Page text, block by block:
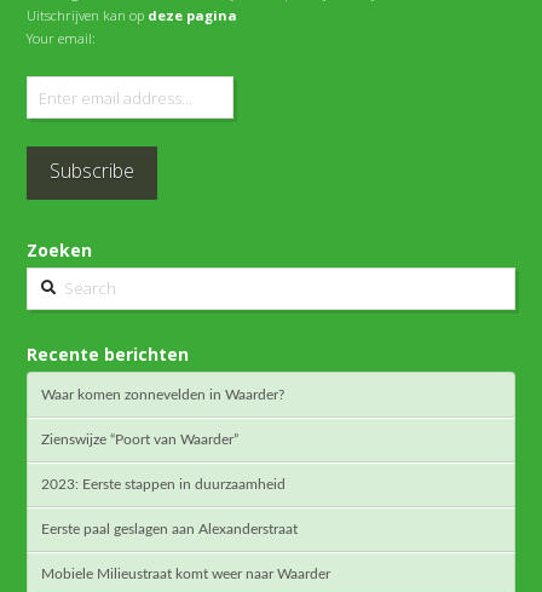
Uitschrijven kan op deze pagina
Your email:
Zoeken
Search
Recente berichten
Waar komen zonnevelden in Waarder?
Zienswijze “Poort van Waarder”
2023: Eerste stappen in duurzaamheid
Eerste paal geslagen aan Alexanderstraat
Mobiele Milieustraat komt weer naar Waarder